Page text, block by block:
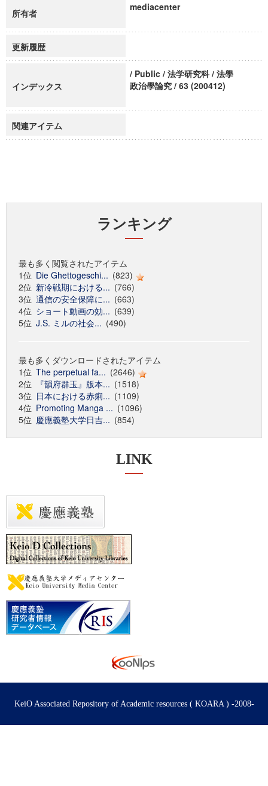
所有者
mediacenter
更新履歴
インデックス
/ Public / 法学研究科 / 法學
政治學論究 / 63 (200412)
関連アイテム
ランキング
最も多く閲覧されたアイテム
1位 Die Ghettogeschi... (823)
2位 新冷戦期における... (766)
3位 通信の安全保障に... (663)
4位 ショート動画の効... (639)
5位 J.S. ミルの社会... (490)
最も多くダウンロードされたアイテム
1位 The perpetual fa... (2646)
2位
『韻府群玉』版本... (1518)
3位 日本における赤痢... (1109)
4位 Promoting Manga ... (1096)
5位 慶應義塾大学日吉... (854)
LINK
KeiO Associated Repository of Academic resources ( KOARA ) -2008-